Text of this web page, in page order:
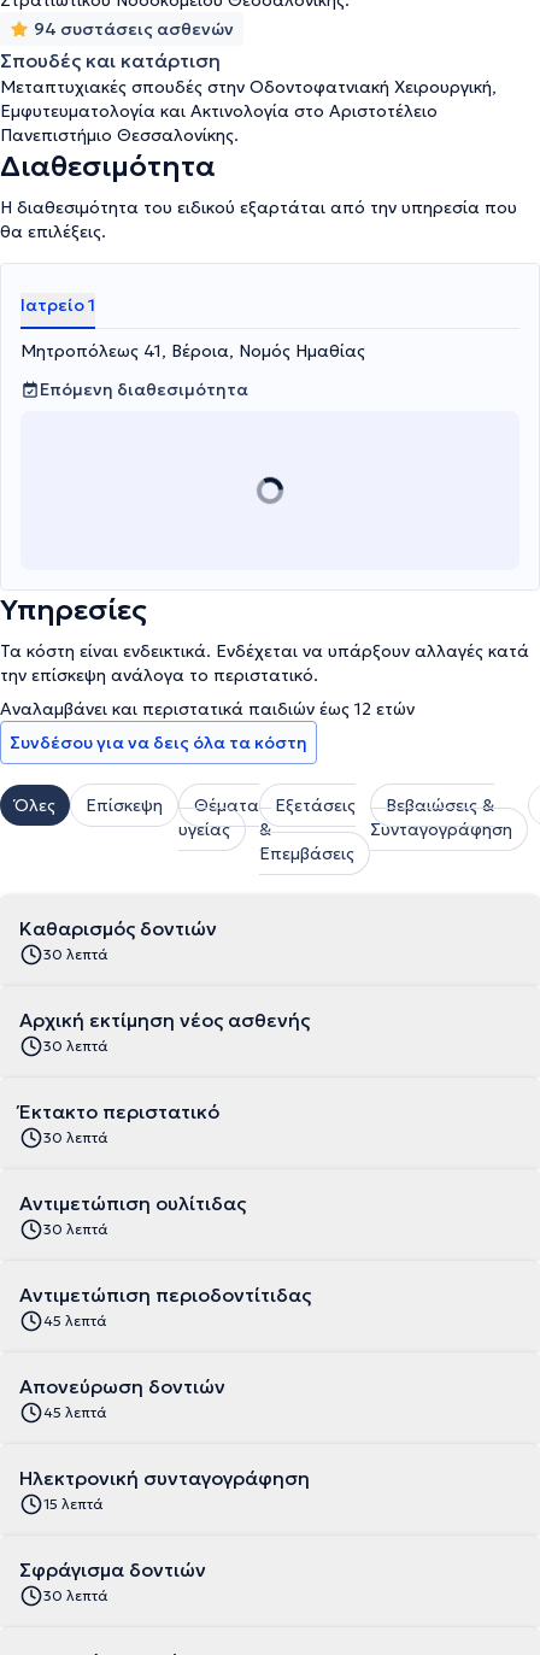
πληρωμής (μετρητοίς, πιστωτική ή χρεωστική κάρτα, άτοκες
δόσεις).
94 συστάσεις ασθενών
Σπουδές και κατάρτιση
Μεταπτυχιακές σπουδές στην Οδοντοφατνιακή Χειρουργική,
Εμφυτευματολογία και Ακτινολογία στο Αριστοτέλειο
Πανεπιστήμιο Θεσσαλονίκης.
Διαθεσιμότητα
Η διαθεσιμότητα του ειδικού εξαρτάται από την υπηρεσία που
θα επιλέξεις.
Ιατρείο 1
Μητροπόλεως 41, Βέροια, Νομός Ημαθίας
Επόμενη διαθεσιμότητα
Υπηρεσίες
Τα κόστη είναι ενδεικτικά. Ενδέχεται να υπάρξουν αλλαγές κατά
την επίσκεψη ανάλογα το περιστατικό.
Αναλαμβάνει και περιστατικά παιδιών έως 12 ετών
Συνδέσου για να δεις όλα τα κόστη
Όλες Επίσκεψη
Θέματα
υγείας
Εξετάσεις
&
Επεμβάσεις
Βεβαιώσεις &
Συνταγογράφηση
Καθαρισμός δοντιών
30 λεπτά
Αρχική εκτίμηση νέος ασθενής
30 λεπτά
Έκτακτο περιστατικό
30 λεπτά
Αντιμετώπιση ουλίτιδας
30 λεπτά
Αντιμετώπιση περιοδοντίτιδας
45 λεπτά
Απονεύρωση δοντιών
45 λεπτά
Ηλεκτρονική συνταγογράφηση
15 λεπτά
Σφράγισμα δοντιών
30 λεπτά